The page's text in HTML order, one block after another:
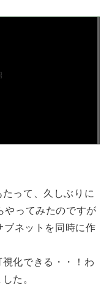
って、久しぶりに
やってみたのですが
ネットを同時に作
化できる・・！わ
た。